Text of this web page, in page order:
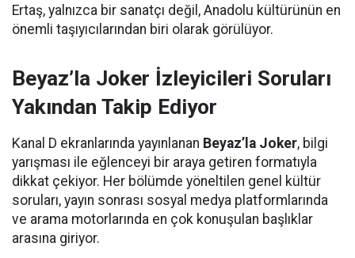
Ertaş, yalnızca bir sanatçı değil, Anadolu kültürünün en
önemli taşıyıcılarından biri olarak görülüyor.
Beyaz’la Joker İzleyicileri Soruları
Yakından Takip Ediyor
Kanal D ekranlarında yayınlanan Beyaz’la Joker, bilgi
yarışması ile eğlenceyi bir araya getiren formatıyla
dikkat çekiyor. Her bölümde yöneltilen genel kültür
soruları, yayın sonrası sosyal medya platformlarında
ve arama motorlarında en çok konuşulan başlıklar
arasına giriyor.